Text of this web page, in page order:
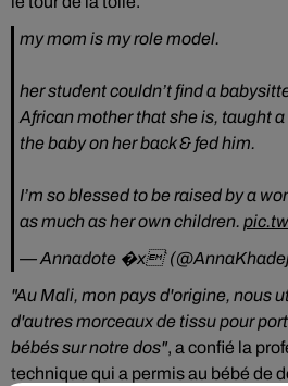
my mom is my role model.
her student couldn’t find a
African mother that she is, taught
the baby on her back & fed him.
I’m so blessed to be raised by a
as much as her own children.
— Annadote �x`
"Au Mali, mon pays d'origine, nous
d'autres morceaux de tissu pour
bébés sur notre dos", a confié la
technique qui a permis au bébé de